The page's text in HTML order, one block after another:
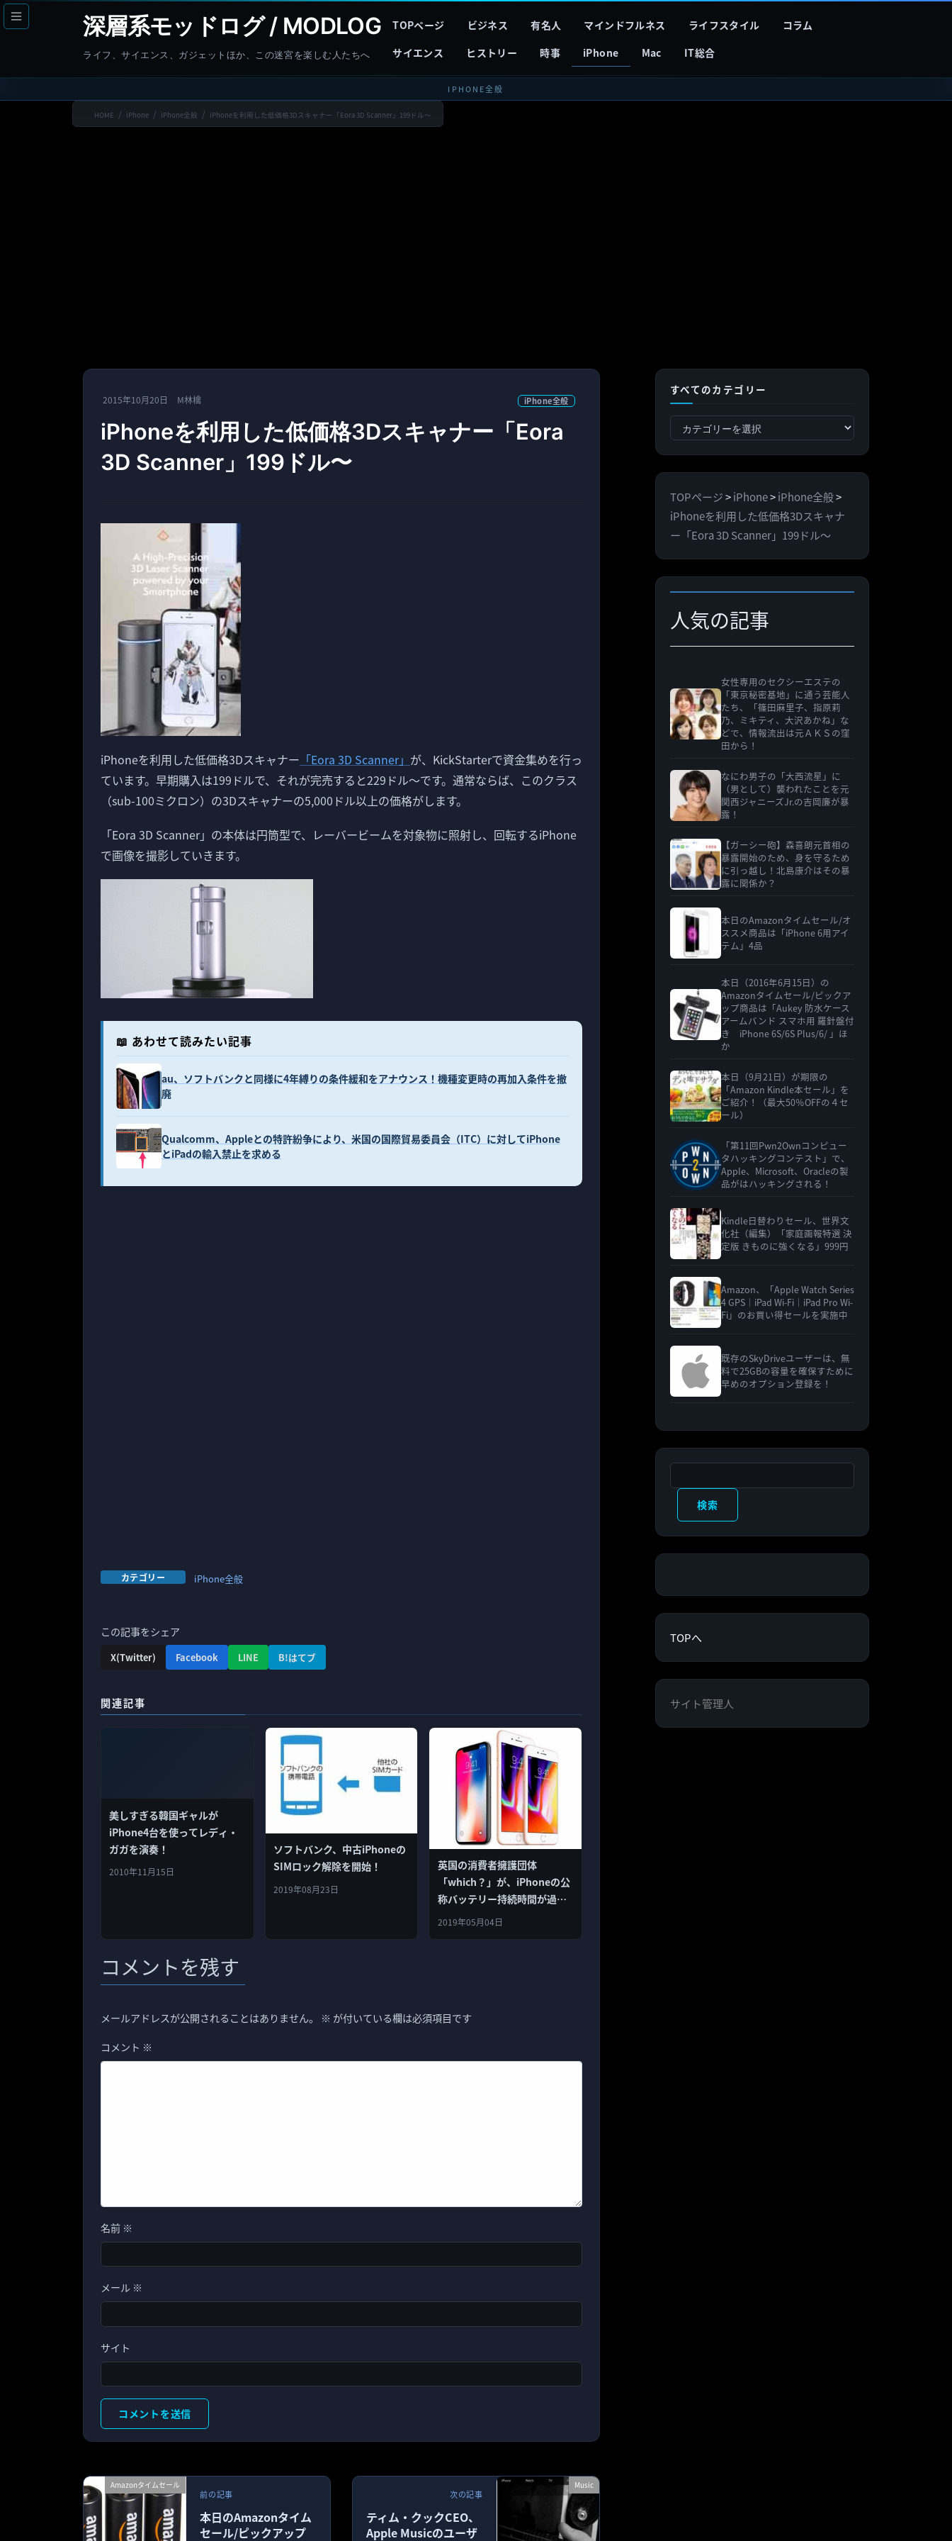
コ
ン
へ
ナ
ビ
ョ
深層系モッドログ / MODLOG
ライフ、サイエンス、ガジェットほか、この迷宮を楽しむ人たちへ
TOPページ ビジネス 有名人 マインドフルネス ライフスタイル
コラム
サイエンス
ヒストリー 時事 iPhone Mac IT総合
IPHONE全般
HOME iPhone iPhone全般 iPhoneを利用した低価格3Dスキャナー「Eora 3D Scanner」199ドル〜
2015年10月20日 M林檎 iPhone全般
iPhoneを利用した低価格3Dスキャナー「Eora
3D Scanner」199ドル〜
iPhoneを利用した低価格3Dスキャナー 「Eora 3D Scanner」 が、KickStarterで資金集めを行っ
ています。早期購入は199ドルで、それが完売すると229ドル〜です。通常ならば、このクラス
（sub-100ミクロン）の3Dスキャナーの5,000ドル以上の価格がします。
「Eora 3D Scanner」の本体は円筒型で、レーバービームを対象物に照射し、回転するiPhone
で画像を撮影していきます。
📖 あわせて読みたい記事
au、ソフトバンクと同様に4年縛りの条件緩和をアナウンス！機種変更時の再加入条件を撤
廃
Qualcomm、Appleとの特許紛争により、米国の国際貿易委員会（ITC）に対してiPhone
とiPadの輸入禁止を求める
カテゴリー iPhone全般
この記事をシェア
X(Twitter) Facebook LINE B!はてブ
関連記事
美しすぎる韓国ギャルが
iPhone4台を使ってレディ・
ガガを演奏！
2010年11月15日
ソフトバンク、中古iPhoneの
SIMロック解除を開始！
2019年08月23日
英国の消費者擁護団体
「which？」が、iPhoneの公
称バッテリー持続時間が過大
すぎると批判！
2019年05月04日
コメントを残す
メールアドレスが公開されることはありません。 ※ が付いている欄は必須項目です
コメント ※
名前 ※
メール ※
サイト
Amazonタイムセール
前の記事
本日のAmazonタイム
セール/ピックアップ
Music
次の記事
ティム・クックCEO、
Apple Musicのユーザ
すべてのカテゴリー
べ
カ
テ
ゴ
リ
ー
TOPページ>iPhone>iPhone全般>
iPhoneを利用した低価格3Dスキャナ
ー「Eora 3D Scanner」199ドル〜
人気の記事
女性専用のセクシーエステの
「東京秘密基地」に通う芸能人
たち、「篠田麻里子、指原莉
乃、ミキティ、大沢あかね」な
どで、情報流出は元ＡＫＳの窪
田から！
なにわ男子の「大西流星」に
（男として）襲われたことを元
関西ジャニーズJr.の吉岡廉が暴
露！
【ガーシー砲】森喜朗元首相の
暴露開始のため、身を守るため
に引っ越し！北島康介はその暴
露に関係か？
本日のAmazonタイムセール/オ
ススメ商品は「iPhone 6用アイ
テム」4品
本日（2016年6月15日）の
Amazonタイムセール/ピックア
ップ商品は「Aukey 防水ケース
アームバンド スマホ用 羅針盤付
き iPhone 6S/6S Plus/6/ 」ほ
か
本日（9月21日）が期限の
「Amazon Kindle本セール」を
ご紹介！（最大50％OFFの４セ
ール）
「第11回Pwn2Ownコンピュー
タハッキングコンテスト」で、
Apple、Microsoft、Oracleの製
品がはハッキングされる！
Kindle日替わりセール、世界文
化社（編集）「家庭画報特選 決
定版 きものに強くなる」999円
Amazon、「Apple Watch Series
4 GPS｜iPad Wi-Fi｜iPad Pro Wi-
Fi」のお買い得セールを実施中
既存のSkyDriveユーザーは、無
料で25GBの容量を確保すために
早めのオプション登録を！
検索
TOPへ
サイト管理人